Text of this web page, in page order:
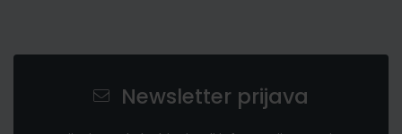
Newsletter prijava